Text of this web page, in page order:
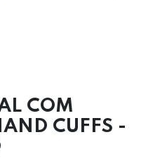
COM
CUFFS -